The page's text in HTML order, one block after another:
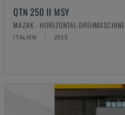
QTN 250 II MSY
MAZAK - HORIZONTAL-DREHMASCHINE
ITALIEN 2015